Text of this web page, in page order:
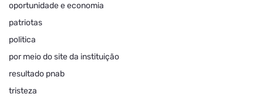
oportunidade e economia
patriotas
politica
por meio do site da instituição
resultado pnab
tristeza